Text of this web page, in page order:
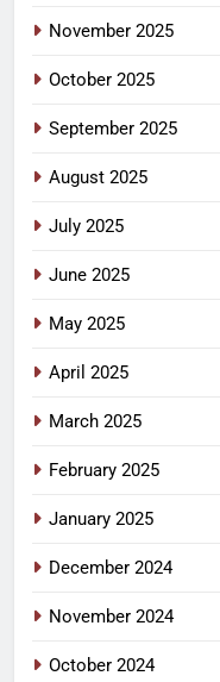
November 2025
October 2025
September 2025
August 2025
July 2025
June 2025
May 2025
April 2025
March 2025
February 2025
January 2025
December 2024
November 2024
October 2024